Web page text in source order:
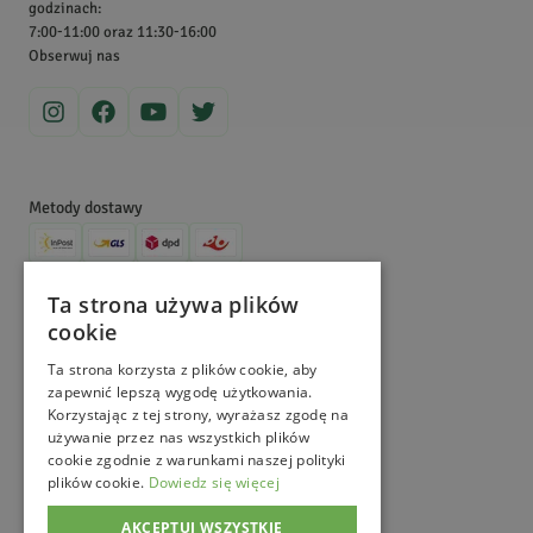
pestycydów i chemicznych środków. Obecnie nie tylko
sprowadzamy, uprawiamy, zbieramy i sprzedajemy zioła, ale także
dzielimy się wiedzą na ich temat. Zajrzyj na nasz Magiczny Blogród,
godzinach:
7:00-11:00 oraz 11:30-16:00
Obserwuj nas
MagicznyOgród
e-commerce platform by
Metody dostawy
Ta strona używa plików
cookie
Ta strona korzysta z plików cookie, aby
zapewnić lepszą wygodę użytkowania.
Korzystając z tej strony, wyrażasz zgodę na
używanie przez nas wszystkich plików
cookie zgodnie z warunkami naszej polityki
plików cookie. Dowiedz się więcej
AKCEPTUJ WSZYSTKIE